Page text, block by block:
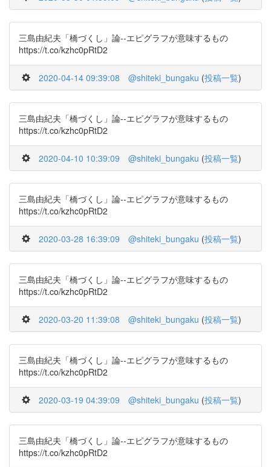
三島由紀夫「橋づくし」論--エピグラフが意味するもの
https://t.co/kzhc0pRtD2
2020-04-14 09:39:08 @shiteki_bungaku (投稿一覧)
三島由紀夫「橋づくし」論--エピグラフが意味するもの
https://t.co/kzhc0pRtD2
2020-04-10 10:39:09 @shiteki_bungaku (投稿一覧)
三島由紀夫「橋づくし」論--エピグラフが意味するもの
https://t.co/kzhc0pRtD2
2020-03-28 16:39:09 @shiteki_bungaku (投稿一覧)
三島由紀夫「橋づくし」論--エピグラフが意味するもの
https://t.co/kzhc0pRtD2
2020-03-20 11:39:08 @shiteki_bungaku (投稿一覧)
三島由紀夫「橋づくし」論--エピグラフが意味するもの
https://t.co/kzhc0pRtD2
2020-03-19 04:39:09 @shiteki_bungaku (投稿一覧)
三島由紀夫「橋づくし」論--エピグラフが意味するもの
https://t.co/kzhc0pRtD2